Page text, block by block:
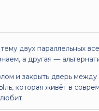
тему двух параллельных
а другая —
и закрыть дверь
которая живёт в